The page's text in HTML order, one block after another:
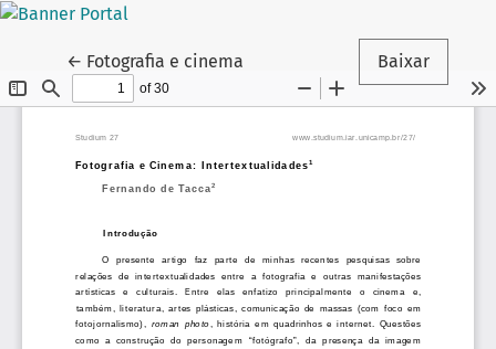
← Voltar aos Detalhes do Artigo
Fotografia e cinema Baixar